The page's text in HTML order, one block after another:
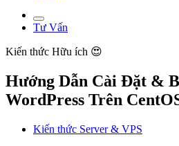
Tư Vấn
Kiến thức Hữu ích 😍
Hướng Dẫn Cài Đặt &
WordPress Trên
Kiến thức Server & VPS